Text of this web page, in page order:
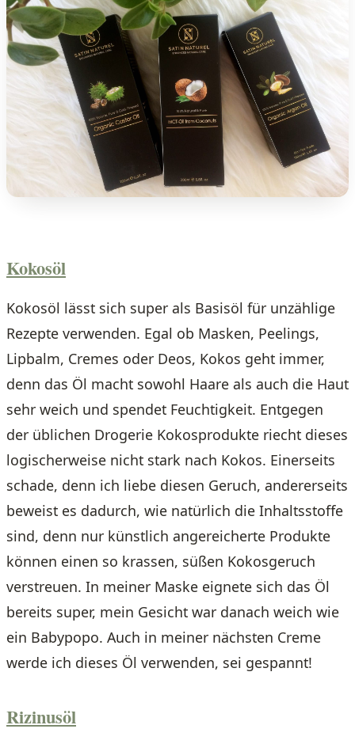
Kokosöl
Kokosöl lässt sich super als Basisöl für unzählige
Rezepte verwenden. Egal ob Masken, Peelings,
Lipbalm, Cremes oder Deos, Kokos geht immer,
denn das Öl macht sowohl Haare als auch die Haut
sehr weich und spendet Feuchtigkeit. Entgegen
der üblichen Drogerie Kokosprodukte riecht dieses
logischerweise nicht stark nach Kokos. Einerseits
schade, denn ich liebe diesen Geruch, andererseits
beweist es dadurch, wie natürlich die Inhaltsstoffe
sind, denn nur künstlich angereicherte Produkte
können einen so krassen, süßen Kokosgeruch
verstreuen. In meiner Maske eignete sich das Öl
bereits super, mein Gesicht war danach weich wie
ein Babypopo. Auch in meiner nächsten Creme
werde ich dieses Öl verwenden, sei gespannt!
Rizinusöl